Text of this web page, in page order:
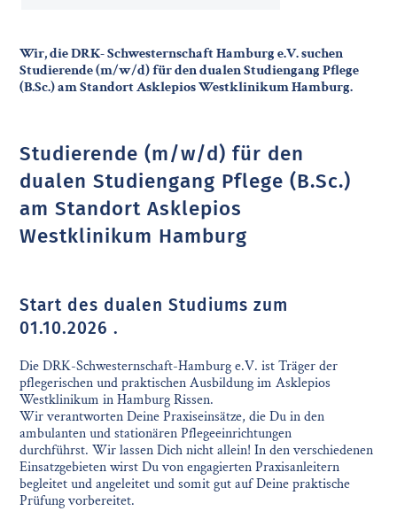
Wir, die DRK- Schwesternschaft Hamburg e.V. suchen
Studierende (m/w/d) für den dualen Studiengang Pflege
(B.Sc.) am Standort Asklepios Westklinikum Hamburg.
Studierende (m/w/d) für den
dualen Studiengang Pflege (B.Sc.)
am Standort Asklepios
Westklinikum Hamburg
Start des dualen Studiums zum
01.10.2026 .
Die DRK-Schwesternschaft-Hamburg e.V. ist Träger der
pflegerischen und praktischen Ausbildung im Asklepios
Westklinikum in Hamburg Rissen.
Wir verantworten Deine Praxiseinsätze, die Du in den
ambulanten und stationären Pflegeeinrichtungen
durchführst. Wir lassen Dich nicht allein! In den verschiedenen
Einsatzgebieten wirst Du von engagierten Praxisanleitern
begleitet und angeleitet und somit gut auf Deine praktische
Prüfung vorbereitet.